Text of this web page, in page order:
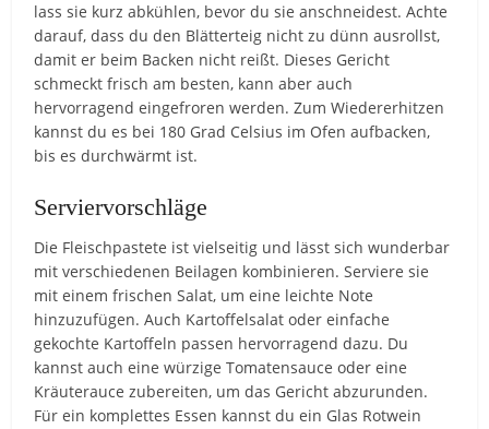
lass sie kurz abkühlen, bevor du sie anschneidest. Achte
darauf, dass du den Blätterteig nicht zu dünn ausrollst,
damit er beim Backen nicht reißt. Dieses Gericht
schmeckt frisch am besten, kann aber auch
hervorragend eingefroren werden. Zum Wiedererhitzen
kannst du es bei 180 Grad Celsius im Ofen aufbacken,
bis es durchwärmt ist.
Serviervorschläge
Die Fleischpastete ist vielseitig und lässt sich wunderbar
mit verschiedenen Beilagen kombinieren. Serviere sie
mit einem frischen Salat, um eine leichte Note
hinzuzufügen. Auch Kartoffelsalat oder einfache
gekochte Kartoffeln passen hervorragend dazu. Du
kannst auch eine würzige Tomatensauce oder eine
Kräuterauce zubereiten, um das Gericht abzurunden.
Für ein komplettes Essen kannst du ein Glas Rotwein